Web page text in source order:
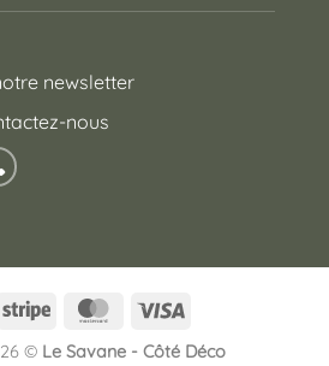
newsletter
nous
Stripe MasterCard
Visa
© Le Savane - Côté Déco